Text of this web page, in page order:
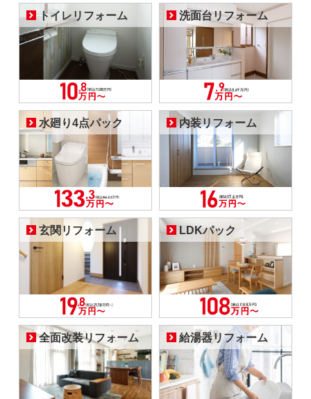
トイレリフォーム 洗面台リフォーム
水廻り4点パック 内装リフォーム
玄関リフォーム LDKパック
全面改装リフォーム 給湯器リフォーム